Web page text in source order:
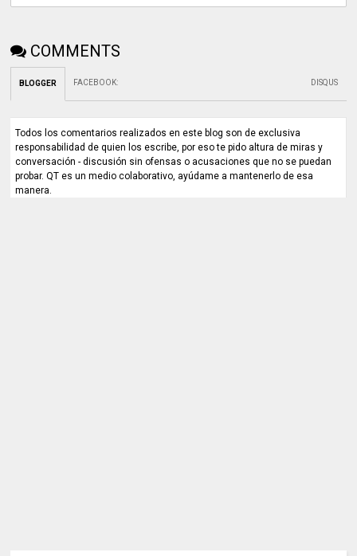
COMMENTS
BLOGGER FACEBOOK: DISQUS
Todos los comentarios realizados en este blog son de exclusiva
responsabilidad de quien los escribe, por eso te pido altura de miras y
conversación - discusión sin ofensas o acusaciones que no se puedan
probar. QT es un medio colaborativo, ayúdame a mantenerlo de esa
manera.